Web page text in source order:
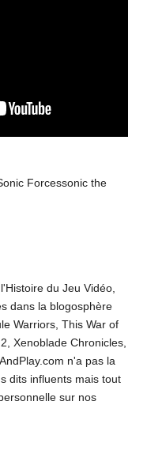
Forcessonic the
du Jeu Vidéo,
dans la blogosphère
Warriors, This War of
Xenoblade Chronicles,
n'a pas la
dits influents mais tout
sur nos